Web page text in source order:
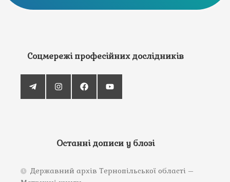
Соцмережі професійних дослідників
Останні дописи у блозі
Державний архів Тернопільської області –